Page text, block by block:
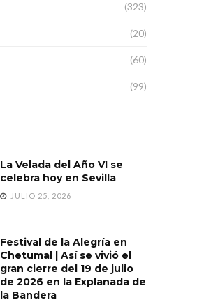
(323)
(20)
(60)
(99)
La Velada del Año VI se
celebra hoy en Sevilla
JULIO 25, 2026
Festival de la Alegría en
Chetumal | Así se vivió el
gran cierre del 19 de julio
de 2026 en la Explanada de
la Bandera